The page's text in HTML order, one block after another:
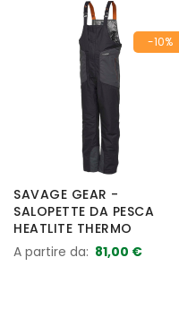
-10%
SAVAGE GEAR -
SALOPETTE DA PESCA
HEATLITE THERMO
A partire da 81,00 €